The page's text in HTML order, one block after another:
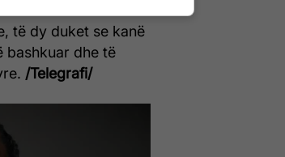
të dy duket se kanë
bashkuar dhe të
/Telegrafi/